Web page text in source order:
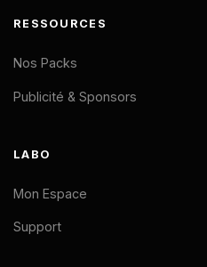
RESSOURCES
Nos Packs
Publicité & Sponsors
LABO
Mon Espace
Support